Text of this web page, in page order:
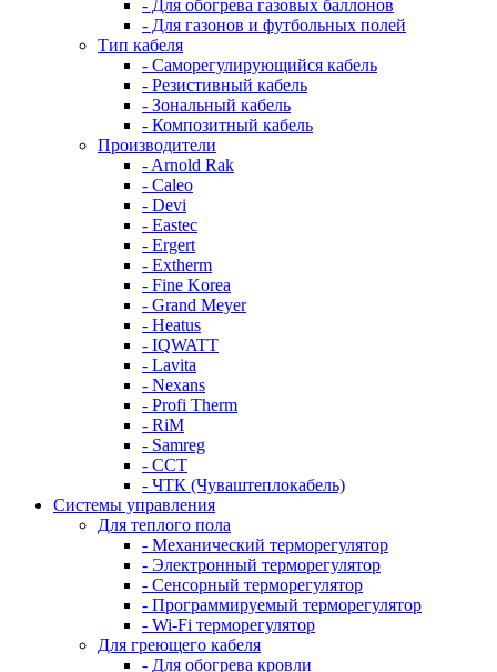
- Для обогрева газовых баллонов
- Для газонов и футбольных полей
Тип кабеля
- Саморегулирующийся кабель
- Резистивный кабель
- Зональный кабель
- Композитный кабель
Производители
- Arnold Rak
- Caleo
- Devi
- Eastec
- Ergert
- Extherm
- Fine Korea
- Grand Meyer
- Heatus
- IQWATT
- Lavita
- Nexans
- Profi Therm
- RiM
- Samreg
- ССТ
- ЧТК (Чуваштеплокабель)
Системы управления
Для теплого пола
- Механический терморегулятор
- Электронный терморегулятор
- Сенсорный терморегулятор
- Программируемый терморегулятор
- Wi-Fi терморегулятор
Для греющего кабеля
- Для обогрева кровли